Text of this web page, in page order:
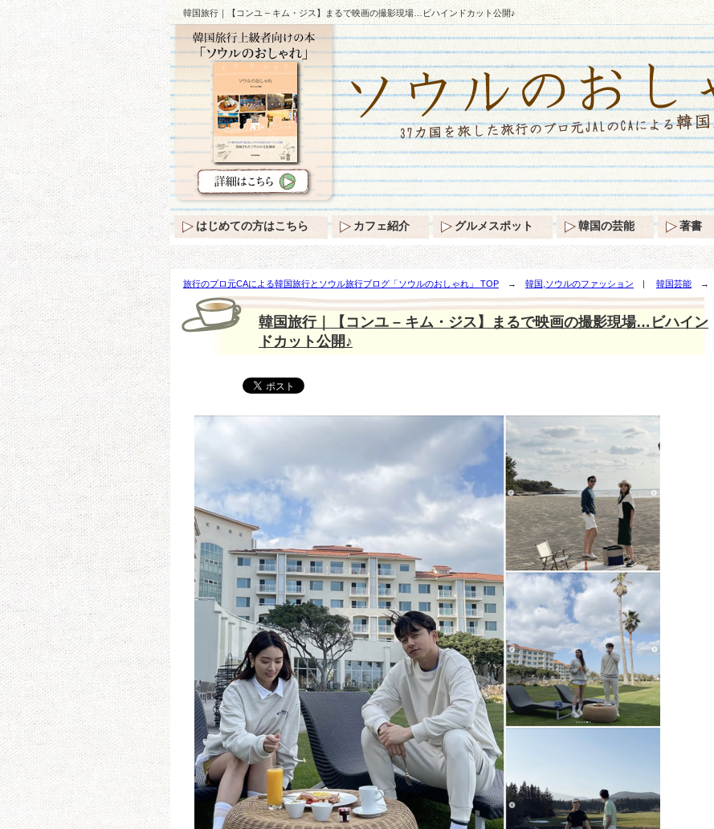
韓国旅行｜【コンユ – キム・ジス】まるで映画の撮影現場…ビハインドカット公開♪
旅行のプロ元CAによる韓国旅行とソウル旅行ブログ「ソウルのおしゃれ」 TOP → 韓国,ソウルのファッション | 韓国芸能 →
– キム・ジス】まるで映画の撮影現場…ビハインドカット公開♪
韓国旅行｜【コンユ – キム・ジス】まるで映画の撮影現場…ビハイン
ドカット公開♪
はじめての方はこちら カフェ紹介 グルメスポット 韓国の芸能 著書